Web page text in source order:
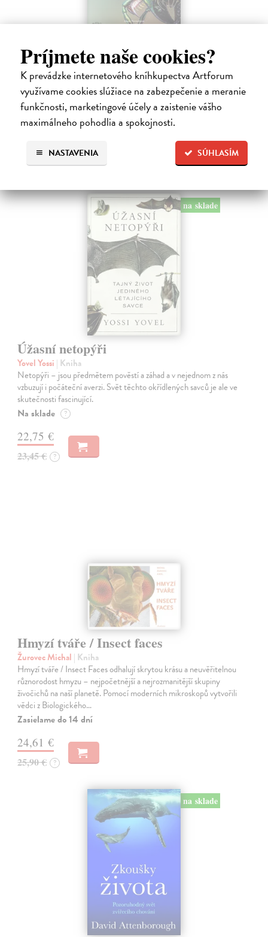
Príjmete naše cookies?
K prevádzke internetového kníhkupectva Artforum
využívame cookies slúžiace na zabezpečenie a meranie
funkčnosti, marketingové účely a zaistenie vášho
maximálneho pohodlia a spokojnosti.
SÚHLASÍM
NASTAVENIA
Nerudová Jana, kolektív autorov| Kniha
Bizarní hmyz vás zavede do světa, který je stejně podivuhodný jako
krásný – a často i znepokojivě cizí. Objevte tvory fantastických tvarů,
oslnivých barev i dokonalých klamů, kteří přežívají díky strategiím…
Predpredaj, vychádza 18.8.2026, zasielame do 12 dní od
vydania
21,99 € ?
na sklade
Úžasní netopýři
Yovel Yossi | Kniha
Netopýři – jsou předmětem pověstí a záhad a v nejednom z nás
vzbuzují i počáteční averzi. Svět těchto okřídlených savců je ale ve
skutečnosti fascinující.
Na sklade ?
22,75 €
23,45 € ?
Hmyzí tváře / Insect faces
Žurovec Michal | Kniha
Hmyzí tváře / Insect Faces odhalují skrytou krásu a neuvěřitelnou
různorodost hmyzu – nejpočetnější a nejrozmanitější skupiny
živočichů na naší planetě. Pomocí moderních mikroskopů vytvořili
vědci z Biologického…
Zasielame do 14 dní
24,61 €
25,90 € ?
na sklade